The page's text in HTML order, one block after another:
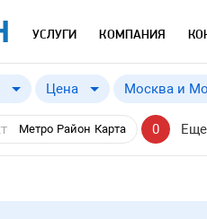
УСЛУГИ КОМПАНИЯ
Цена
от
Москва и
Москва и
Москва
Метро Район Карта 0